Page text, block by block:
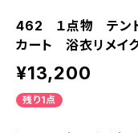
462 １点物 テント
カート 浴衣リメ
¥13,200
残り1点